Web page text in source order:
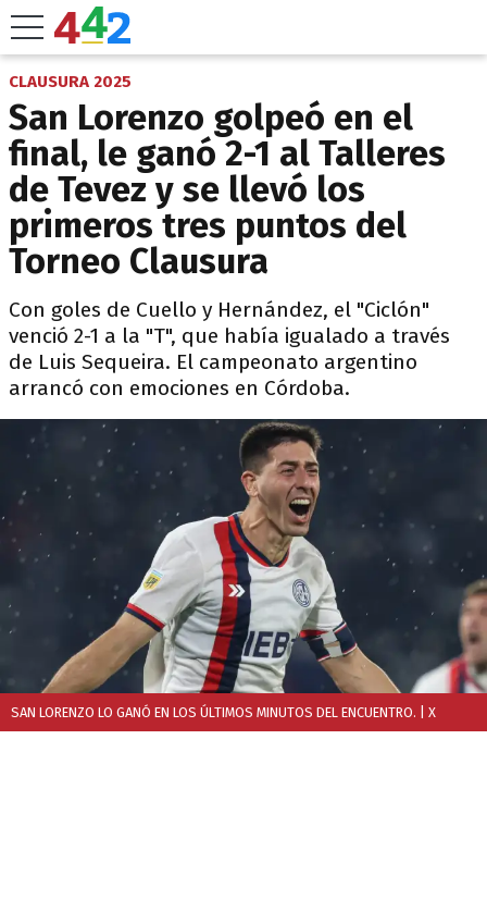
CLAUSURA 2025
San Lorenzo golpeó en el
final, le ganó 2-1 al Talleres
de Tevez y se llevó los
primeros tres puntos del
Torneo Clausura
Con goles de Cuello y Hernández, el "Ciclón"
venció 2-1 a la "T", que había igualado a través
de Luis Sequeira. El campeonato argentino
arrancó con emociones en Córdoba.
SAN LORENZO LO GANÓ EN LOS ÚLTIMOS MINUTOS DEL ENCUENTRO. | X